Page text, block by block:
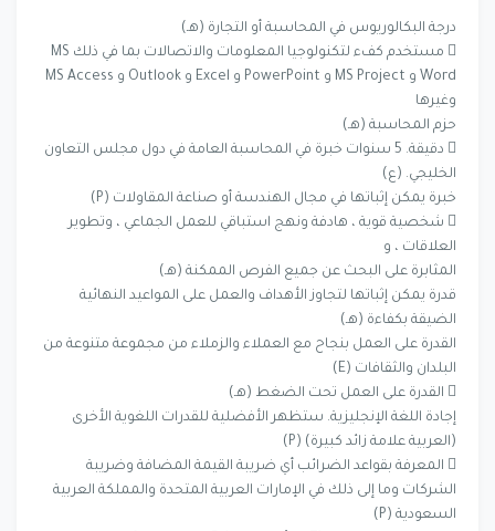
درجة البكالوريوس في المحاسبة أو التجارة (هـ)
 مستخدم كفء لتكنولوجيا المعلومات والاتصالات بما في ذلك MS
Word و MS Project و PowerPoint و Excel و Outlook و MS Access
وغيرها
حزم المحاسبة (هـ)
 دقيقة. 5 سنوات خبرة في المحاسبة العامة في دول مجلس التعاون
الخليجي. (ع)
خبرة يمكن إثباتها في مجال الهندسة أو صناعة المقاولات (P)
 شخصية قوية ، هادفة ونهج استباقي للعمل الجماعي ، وتطوير
العلاقات ، و
المثابرة على البحث عن جميع الفرص الممكنة (هـ)
قدرة يمكن إثباتها لتجاوز الأهداف والعمل على المواعيد النهائية
الضيقة بكفاءة (هـ)
القدرة على العمل بنجاح مع العملاء والزملاء من مجموعة متنوعة من
البلدان والثقافات (E)
 القدرة على العمل تحت الضغط (هـ)
إجادة اللغة الإنجليزية. ستظهر الأفضلية للقدرات اللغوية الأخرى
(العربية علامة زائد كبيرة) (P)
 المعرفة بقواعد الضرائب أي ضريبة القيمة المضافة وضريبة
الشركات وما إلى ذلك في الإمارات العربية المتحدة والمملكة العربية
السعودية (P)